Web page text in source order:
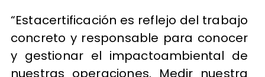
“Estacertificación es reflejo del trabajo
concreto y responsable para conocer
y gestionar el impactoambiental de
nuestras operaciones. Medir nuestra